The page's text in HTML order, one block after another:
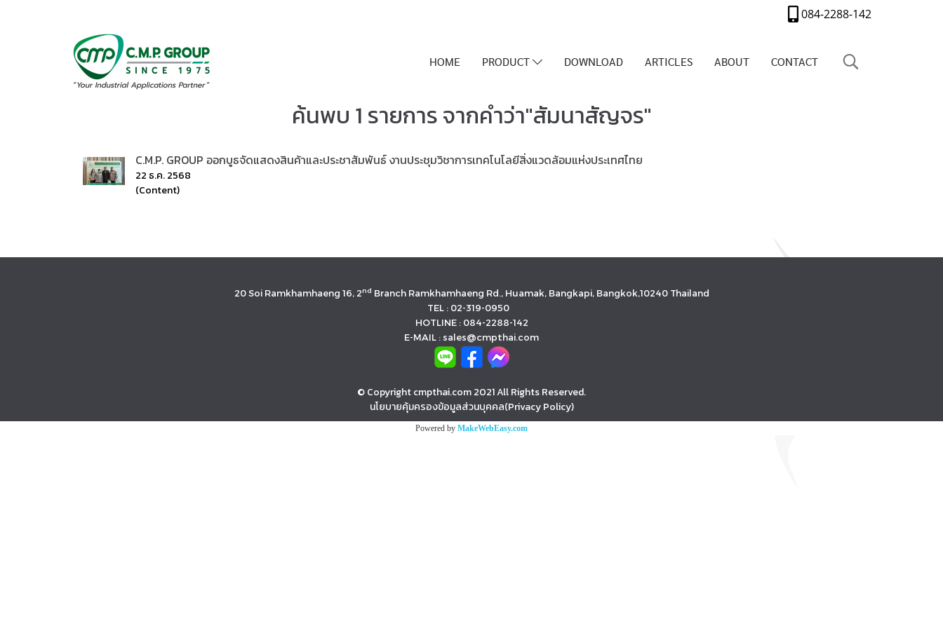
084-2288-142
HOME PRODUCT DOWNLOAD ARTICLES ABOUT CONTACT
ค้นพบ 1 รายการ จากคำว่า"สัมนาสัญจร"
C.M.P. GROUP ออกบูธจัดแสดงสินค้าและประชาสัมพันธ์ งานประชุมวิชาการเทคโนโลยีสิ่งแวดล้อมแห่งประเทศไทย
22 ธ.ค. 2568
(Content)
20 Soi Ramkhamhaeng 16, 2nd Branch Ramkhamhaeng Rd., Huamak, Bangkapi, Bangkok,10240 Thailand
TEL : 02-319-0950
HOTLINE : 084-2288-142
E-MAIL : sales@cmpthai.com
© Copyright cmpthai.com 2021 All Rights Reserved.
นโยบายคุ้มครองข้อมูลส่วนบุคคล(Privacy Policy)
Powered by MakeWebEasy.com